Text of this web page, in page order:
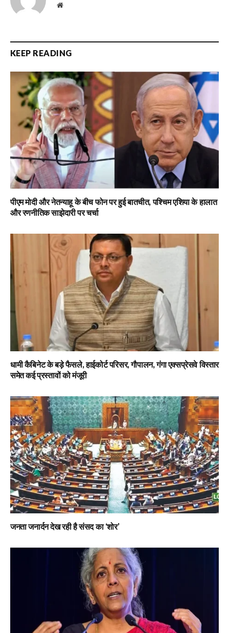
Website
KEEP READING
पीएम मोदी और नेतन्याहू के बीच फोन पर हुई बातचीत, पश्चिम एशिया के हालात
और रणनीतिक साझेदारी पर चर्चा
धामी कैबिनेट के बड़े फैसले, हाईकोर्ट परिसर, गौपालन, गंगा एक्सप्रेसवे विस्तार
समेत कई प्रस्तावों को मंजूरी
जनता जनार्दन देख रही है संसद का ‘शोर’